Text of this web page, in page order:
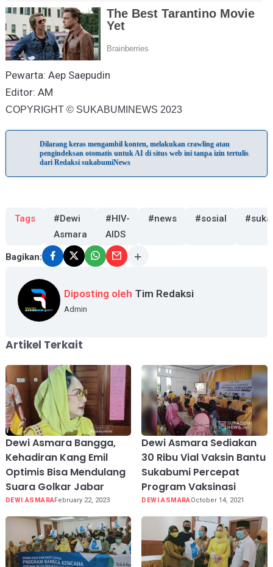
Pewarta: Aep Saepudin
Editor: AM
COPYRIGHT © SUKABUMINEWS 2023
Dilarang keras mengambil konten, melakukan crawling atau
pengindeksan otomatis untuk AI di situs web ini tanpa izin tertulis
dari Redaksi sukabumiNews
Tags
#Dewi
Asmara
#HIV-
AIDS
#news #sosial
Bagikan:
Diposting oleh Tim Redaksi
Admin
Artikel Terkait
Dewi Asmara Bangga,
Kehadiran Kang Emil
Optimis Bisa Mendulang
Suara Golkar Jabar
DEWI ASMARAFebruary 22, 2023
Dewi Asmara Sediakan
30 Ribu Vial Vaksin Bantu
Sukabumi Percepat
Program Vaksinasi
DEWI ASMARAOctober 14, 2021